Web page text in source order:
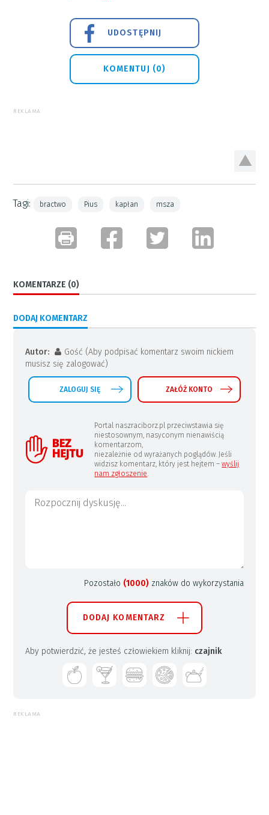
UDOSTĘPNIJ
KOMENTUJ (0)
REKLAMA
Tagi: bractwo Pius kapłan msza
KOMENTARZE (0)
DODAJ KOMENTARZ
Autor:
Gość (Aby podpisać komentarz swoim nickiem
musisz się zalogować)
ZALOGUJ SIĘ ZAŁÓŻ KONTO
Portal naszraciborz.pl przeciwstawia się
niestosownym, nasyconym nienawiścią
komentarzom,
niezależnie od wyrażanych poglądów. Jeśli
widzisz komentarz, który jest hejtem –wyślij
nam zgłoszenie
Pozostało (1000) znaków do wykorzystania
DODAJ KOMENTARZ
Aby potwierdzić, że jesteś człowiekiem kliknij: czajnik
REKLAMA